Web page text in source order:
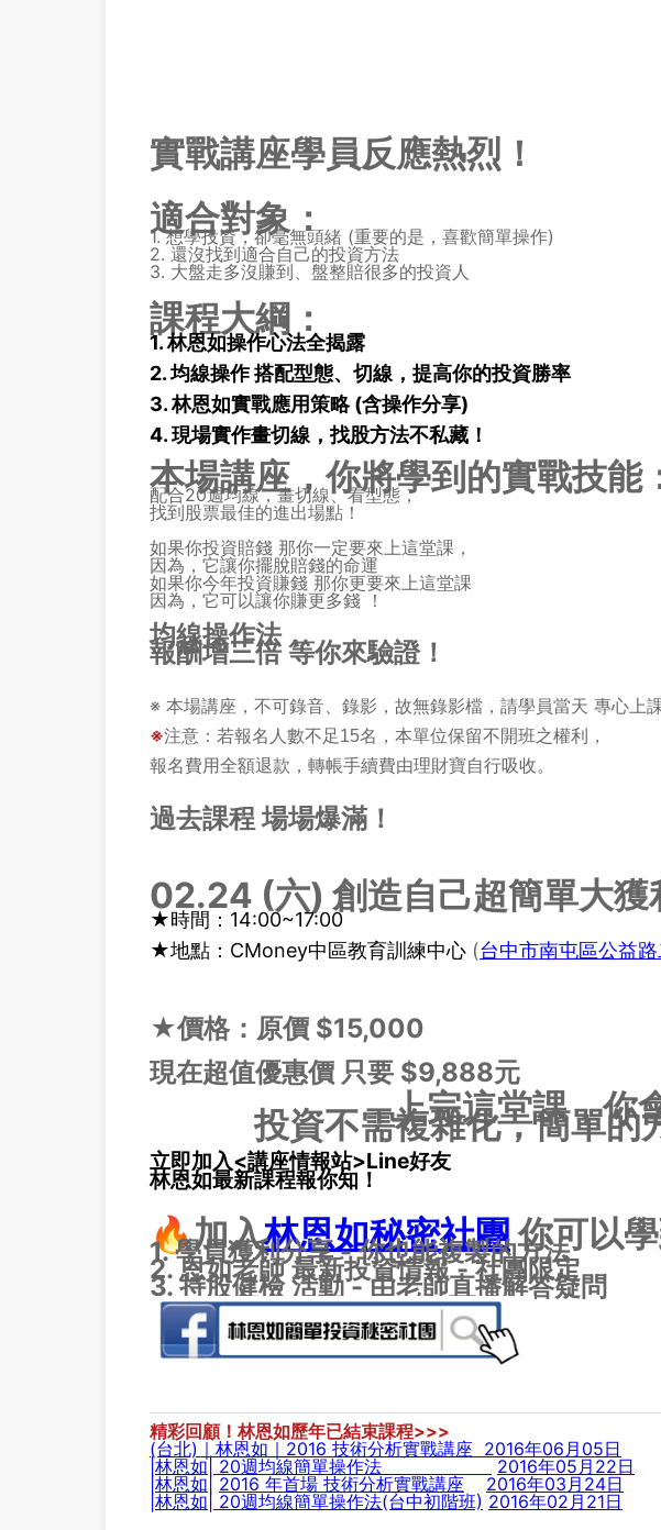
實戰講座學員反應熱烈！
適合對象：
1. 想學投資，卻毫無頭緒 (重要的是，喜歡簡單操作)
2. 還沒找到適合自己的投資方法
3. 大盤走多沒賺到、盤整賠很多的投資人
課程大綱：
1. 林恩如操作心法全揭露
2. 均線操作 搭配型態、切線，提高你的投資勝率
3. 林恩如實戰應用策略 (含操作分享)
4. 現場實作畫切線，找股方法不私藏！
本場講座，你將學到的實戰技能
配合20週均線，畫切線、看型態，
找到股票最佳的進出場點！
如果你投資賠錢 那你一定要來上這堂課，
因為，它讓你擺脫賠錢的命運
如果你今年投資賺錢 那你更要來上這堂課
因為，它可以讓你賺更多錢 ！
均線操作法，
報酬增三倍 等你來驗證！
※ 本場講座，不可錄音、錄影，故無錄影檔，請學員當天 專心上
※注意： 若報名人數不足15名，本單位保留不開班之權利，
報名費用全額退款，轉帳手續費由理財寶自行吸收。
過去課程 場場爆滿！
02.24 (六) 創造自己超簡單大獲
★時間：14:00~17:00
★地點： CMoney中區教育訓練中心 (台中市南屯區公益
★價格：原價 $15,000
現在超值優惠價 只要 $9,888元
上完這堂課，你
投資不需複雜化，簡單的
立即加入<講座情報站>Line好友
林恩如最新課程報你知！
🔥加入林恩如秘密社團你可以
1. 學員獲利分享 - 你也能複製的方法
2. 恩如老師 最新投資情報 - 社團限定
3. 持股健檢 活動 - 由老師直播解答疑問
精彩回顧！林恩如歷年已結束課程>>>
(台北)｜林恩如｜2016 技術分析實戰講座 2016年06月05日
|林恩如| 20週均線簡單操作法
2016年05月22日
|林恩如 | 2016 年首場 技術分析實戰講座
2016年03月24日
|林恩如| 20週均線簡單操作法(台中初階班) 2016年02月21日